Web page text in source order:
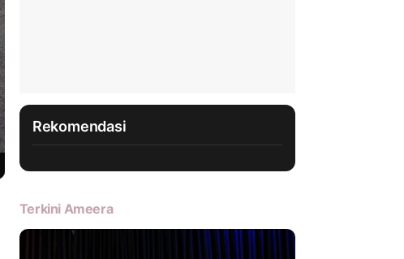
Rekomendasi
Terkini Ameera